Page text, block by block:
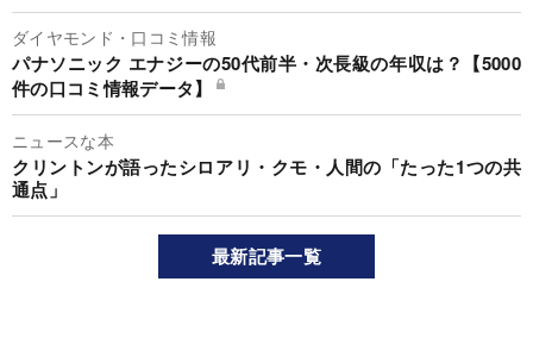
ダイヤモンド・口コミ情報
パナソニック エナジーの50代前半・次長級の年収は？【5000
件の口コミ情報データ】
ニュースな本
クリントンが語ったシロアリ・クモ・人間の「たった1つの共
通点」
最新記事一覧